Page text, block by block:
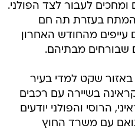
לעבור לצד הפולני.
המתח בעזרת תה חם
עייפים מהחודש האחרון
שבורחים מבתיהם.
באזור שקט למדי בעיר
בשיירה עם רכבים
הרוסי והפולני יודעים
עם משרד החוץ